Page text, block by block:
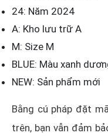
24: Năm 2024
A: Kho lưu trữ A
M: Size M
BLUE: Màu xanh
NEW: Sản phẩm mới
Bằng cú pháp đặt
trên, bạn vẫn đảm